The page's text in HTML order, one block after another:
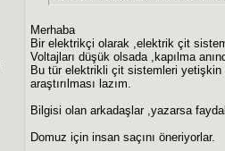
Merhaba
Bir elektrikçi olarak ,elektrik çit
Voltajları düşük olsada ,kapılma
Bu tür elektrikli çit sistemleri
araştırılması lazım.
Bilgisi olan arkadaşlar ,yazarsa
Domuz için insan saçını öneriyorlar.